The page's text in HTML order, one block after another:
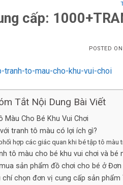
cấp:
POSTED ON
Tắt Nội Dung Bài Viết
Màu Cho Bé Khu Vui Chơi
tranh tô màu có lợi ích gì?
hợp các giác quan khi bé tập tô màu
tô màu cho bé khu vui chơi và
sản phẩm đồ chơi cho bé ở
chí chọn đơn vị cung cấp sản phẩm